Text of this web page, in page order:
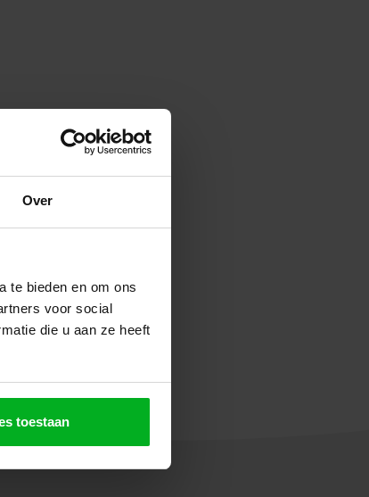
Over
te bieden en om ons
voor social
die u aan ze heeft
toestaan